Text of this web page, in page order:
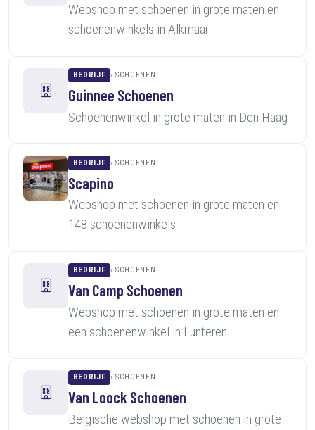
Webshop met schoenen in grote maten en
schoenenwinkels in Alkmaar
BEDRIJF SCHOENEN
Guinnee Schoenen
Schoenenwinkel in grote maten in Den Haag
BEDRIJF SCHOENEN
Scapino
Webshop met schoenen in grote maten en
148 schoenenwinkels
BEDRIJF SCHOENEN
Van Camp Schoenen
Webshop met schoenen in grote maten en
een schoenenwinkel in Lunteren
BEDRIJF SCHOENEN
Van Loock Schoenen
Belgische webshop met schoenen in grote